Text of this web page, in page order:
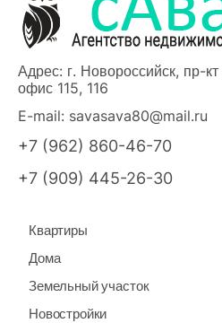
Адрес: г. Новороссийск, пр-
офис 115, 116
E-mail: savasava80@mail.ru
+7 (962) 860-46-70
+7 (909) 445-26-30
Квартиры
Дома
Земельный участок
Новостройки